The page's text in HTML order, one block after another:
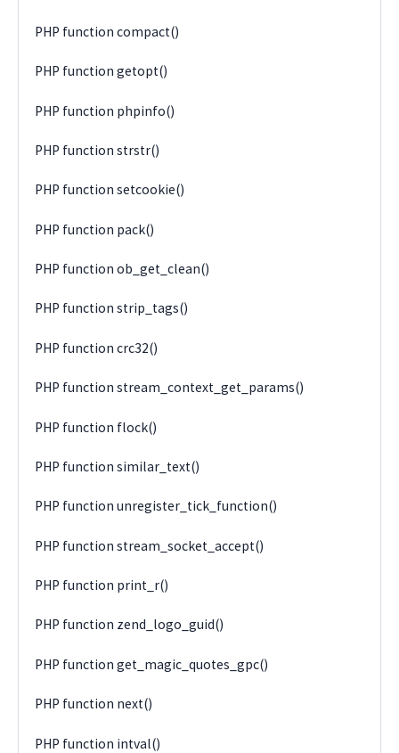
PHP function compact()
PHP function getopt()
PHP function phpinfo()
PHP function strstr()
PHP function setcookie()
PHP function pack()
PHP function ob_get_clean()
PHP function strip_tags()
PHP function crc32()
PHP function stream_context_get_params()
PHP function flock()
PHP function similar_text()
PHP function unregister_tick_function()
PHP function stream_socket_accept()
PHP function print_r()
PHP function zend_logo_guid()
PHP function get_magic_quotes_gpc()
PHP function next()
PHP function intval()